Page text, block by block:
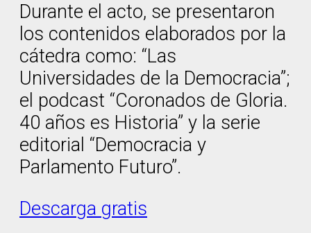
Durante el acto, se presentaron
los contenidos elaborados por la
cátedra como: “Las
Universidades de la Democracia”;
el podcast “Coronados de Gloria.
40 años es Historia” y la serie
editorial “Democracia y
Parlamento Futuro”.
Descarga gratis